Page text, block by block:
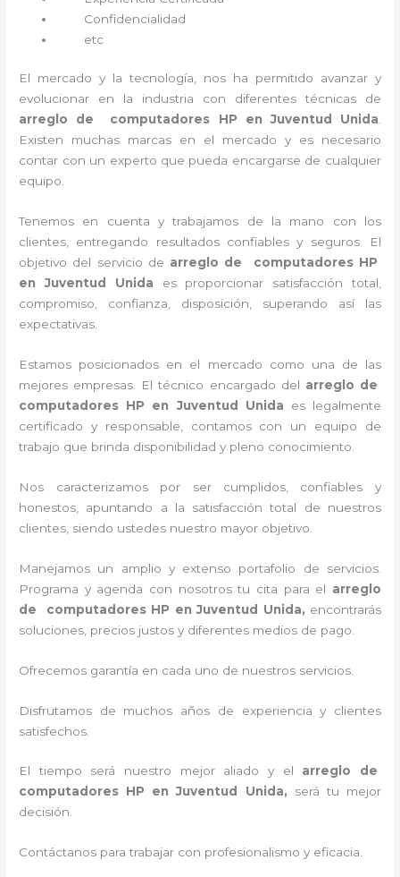
Confidencialidad
etc
El mercado y la tecnología, nos ha permitido avanzar y
evolucionar en la industria con diferentes técnicas de
arreglo de computadores HP en Juventud Unida.
Existen muchas marcas en el mercado y es necesario
contar con un experto que pueda encargarse de cualquier
equipo.
Tenemos en cuenta y trabajamos de la mano con los
clientes, entregando resultados confiables y seguros. El
objetivo del servicio de arreglo de computadores HP
en Juventud Unida es proporcionar satisfacción total,
compromiso, confianza, disposición, superando así las
expectativas.
Estamos posicionados en el mercado como una de las
mejores empresas. El técnico encargado del arreglo de
computadores HP en Juventud Unida es legalmente
certificado y responsable, contamos con un equipo de
trabajo que brinda disponibilidad y pleno conocimiento.
Nos caracterizamos por ser cumplidos, confiables y
honestos, apuntando a la satisfacción total de nuestros
clientes, siendo ustedes nuestro mayor objetivo.
Manejamos un amplio y extenso portafolio de servicios.
Programa y agenda con nosotros tu cita para el arreglo
de computadores HP en Juventud Unida, encontrarás
soluciones, precios justos y diferentes medios de pago.
Ofrecemos garantía en cada uno de nuestros servicios.
Disfrutamos de muchos años de experiencia y clientes
satisfechos.
El tiempo será nuestro mejor aliado y el arreglo de
computadores HP en Juventud Unida, será tu mejor
decisión.
Contáctanos para trabajar con profesionalismo y eficacia.